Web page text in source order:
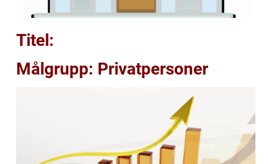
Titel:
Målgrupp: Privatpersoner